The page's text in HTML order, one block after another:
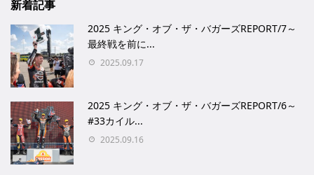
新着記事
2025 キング・オブ・ザ・バガーズREPORT/7～
最終戦を前に...
2025.09.17
2025 キング・オブ・ザ・バガーズREPORT/6～
#33カイル...
2025.09.16